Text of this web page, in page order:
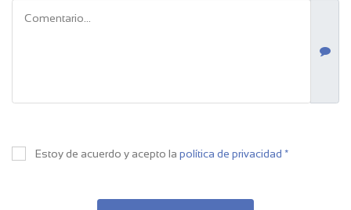
Estoy de acuerdo y acepto la política de privacidad *